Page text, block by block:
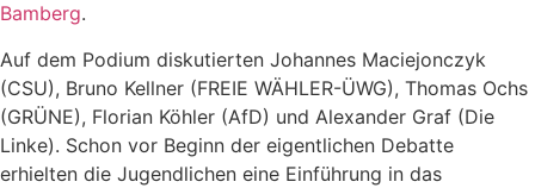
Bamberg.
Auf dem Podium diskutierten Johannes Maciejonczyk
(CSU), Bruno Kellner (FREIE WÄHLER-ÜWG), Thomas Ochs
(GRÜNE), Florian Köhler (AfD) und Alexander Graf (Die
Linke). Schon vor Beginn der eigentlichen Debatte
erhielten die Jugendlichen eine Einführung in das